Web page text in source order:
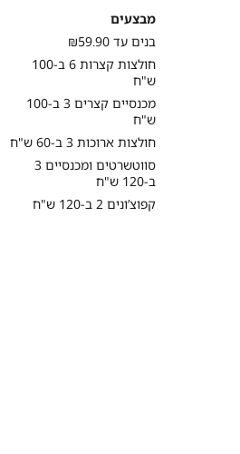
מבצעים
בנים עד ₪59.90
חולצות קצרות 6 ב-100
ש"ח
מכנסיים קצרים 3 ב-100
ש"ח
חולצות ארוכות 3 ב-60 ש"ח
סווטשרטים ומכנסיים 3
ב-120 ש"ח
קפוצ’ונים 2 ב-120 ש"ח